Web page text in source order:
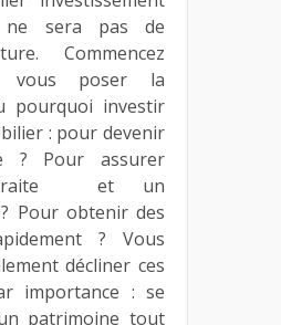
ne sera pas de
Commencez
vous poser la
pourquoi investir
: pour devenir
? Pour assurer
et un
Pour obtenir des
? Vous
décliner ces
importance : se
patrimoine tout